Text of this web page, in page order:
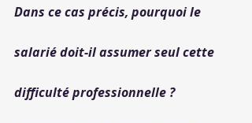
Dans ce cas précis, pourquoi le
salarié doit-il assumer seul cette
difficulté professionnelle ?